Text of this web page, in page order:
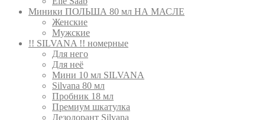
Миники ПОЛЬША 80 мл НА МАСЛЕ
Женские
Мужские
!! SILVANA !! номерные
Для него
Для неё
Мини 10 мл SILVANA
Silvana 80 мл
Пробник 18 мл
Премиум шкатулка
Дезодорант Silvana